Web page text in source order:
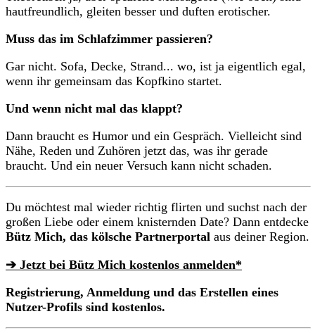
hautfreundlich, gleiten besser und duften erotischer.
Muss das im Schlafzimmer passieren?
Gar nicht. Sofa, Decke, Strand... wo, ist ja eigentlich egal,
wenn ihr gemeinsam das Kopfkino startet.
Und wenn nicht mal das klappt?
Dann braucht es Humor und ein Gespräch. Vielleicht sind
Nähe, Reden und Zuhören jetzt das, was ihr gerade
braucht. Und ein neuer Versuch kann nicht schaden.
Du möchtest mal wieder richtig flirten und suchst nach der
großen Liebe oder einem knisternden Date? Dann entdecke
Bütz Mich, das kölsche Partnerportal aus deiner Region.
➔ Jetzt bei Bütz Mich kostenlos anmelden*
Registrierung, Anmeldung und das Erstellen eines
Nutzer-Profils sind kostenlos.